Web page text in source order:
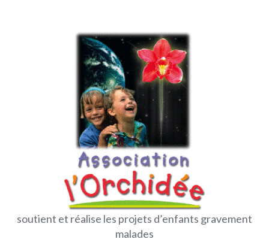
soutient et réalise les projets d’enfants gravement
malades